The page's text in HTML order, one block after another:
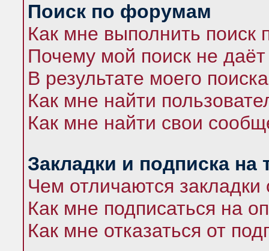
Поиск по форумам
Как мне выполнить
Почему мой поиск не даёт
В результате моего
Как мне найти
Как мне найти свои
Закладки и подписка на
Чем отличаются закладки
Как мне подписаться на
Как мне отказаться от